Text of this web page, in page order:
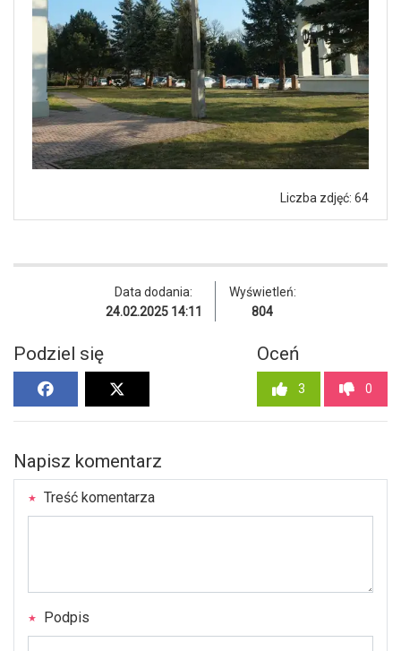
Liczba zdjęć: 64
Data dodania:
24.02.2025 14:11
Wyświetleń:
804
Podziel się Oceń
3 0
Napisz komentarz
Treść komentarza
Podpis